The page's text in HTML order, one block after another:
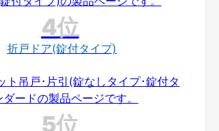
折戸ドア(錠付タイプ)